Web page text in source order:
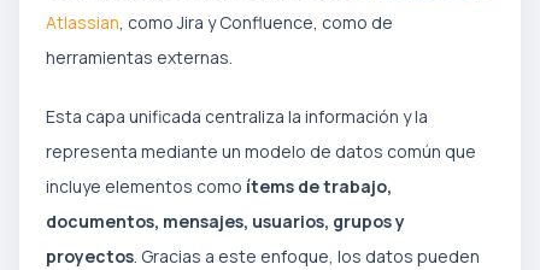
Atlassian, como Jira y Confluence, como de
herramientas externas.
Esta capa unificada centraliza la información y la
representa mediante un modelo de datos común que
incluye elementos como ítems de trabajo,
documentos, mensajes, usuarios, grupos y
proyectos. Gracias a este enfoque, los datos pueden